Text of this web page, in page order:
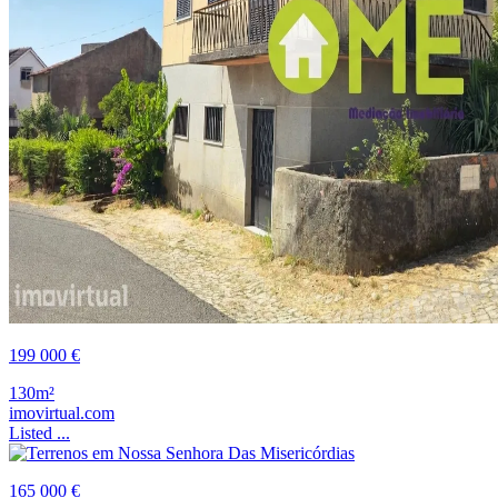
199 000 €
130m²
imovirtual.com
Listed ...
165 000 €